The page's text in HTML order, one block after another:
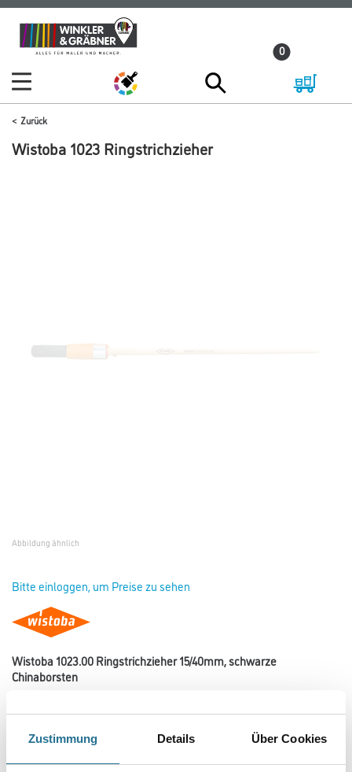
Zustimmung Details Über Cookies
Zum
Inhalt
Zum
Navigationsmenü
0
Zurück
Wistoba 1023 Ringstrichzieher
Abbildung ähnlich
Bitte einloggen, um Preise zu sehen
Wistoba 1023.00 Ringstrichzieher 15/40mm, schwarze
Chinaborsten
Größe